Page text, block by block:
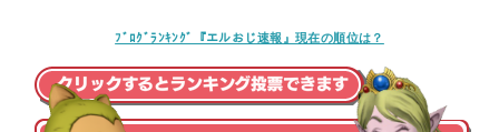
ﾌﾞﾛｸﾞﾗﾝｷﾝｸﾞ『エルおじ速報』現在の順位は？